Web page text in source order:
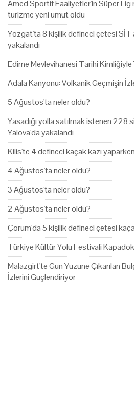
Amed Sportif Faaliyetler'in Süper Lig
turizme yeni umut oldu
Yozgat'ta 8 kişilik defineci çetesi SİT
yakalandı
Edirne Mevlevihanesi Tarihi
Adala Kanyonu: Volkanik Geçmişin
5 Ağustos'ta neler oldu?
Yasadığı yolla satılmak istenen 228
Yalova'da yakalandı
Kilis'te 4 defineci kaçak kazı
4 Ağustos'ta neler oldu?
3 Ağustos'ta neler oldu?
2 Ağustos'ta neler oldu?
Çorum'da 5 kişilik defineci çetesi
Türkiye Kültür Yolu Festivali
Malazgirt'te Gün Yüzüne Çıkarılan
İzlerini Güçlendiriyor